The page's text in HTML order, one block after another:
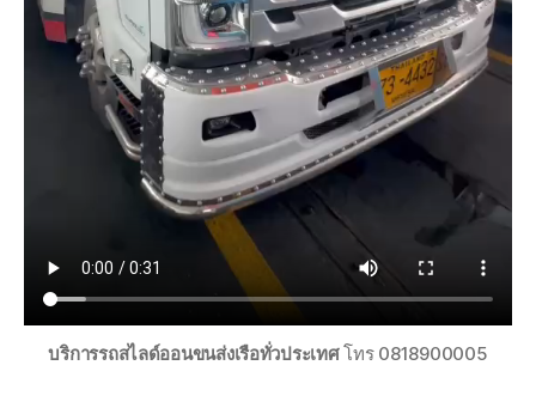
บริการรถสไลด์ออนขนส่งเรือทั่วประเทศโทร 0818900005